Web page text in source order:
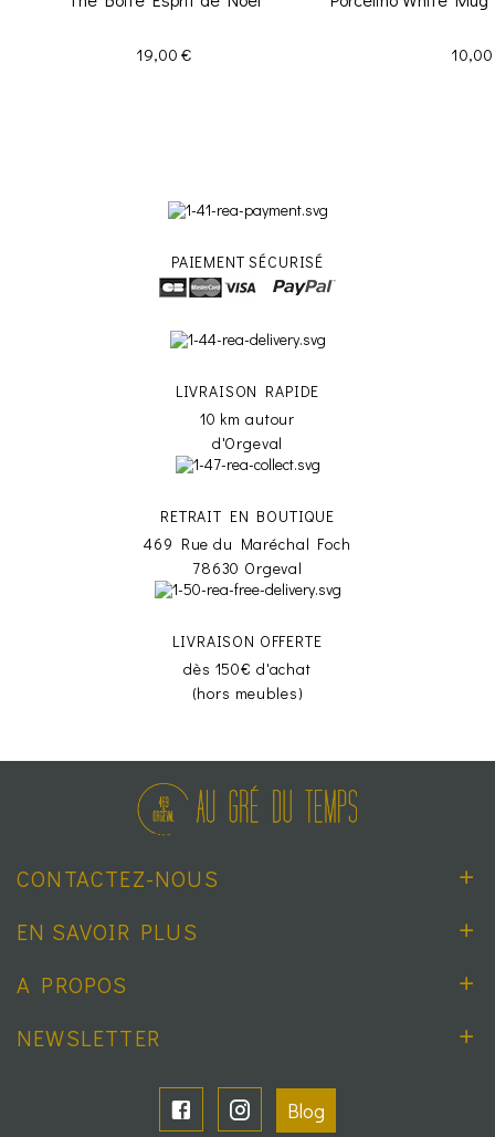
Prix
19,00 € Prix
PAIEMENT SÉCURISÉ
LIVRAISON RAPIDE
10 km autour
d'Orgeval
RETRAIT EN BOUTIQUE
469 Rue du Maréchal Foch
78630 Orgeval
LIVRAISON OFFERTE
dès 150€ d'achat
(hors meubles)
CONTACTEZ-NOUS
EN SAVOIR PLUS
A PROPOS
NEWSLETTER
Blog